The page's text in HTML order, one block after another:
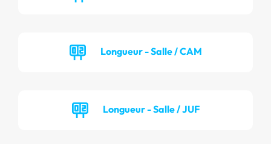
Longueur - Salle / CAM
Longueur - Salle / JUF